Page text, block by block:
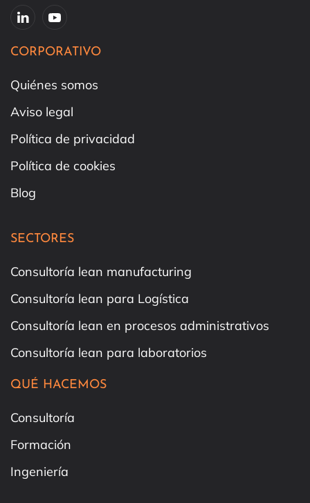
CORPORATIVO
Quiénes somos
Aviso legal
Política de privacidad
Política de cookies
Blog
SECTORES
Consultoría lean manufacturing
Consultoría lean para Logística
Consultoría lean en procesos administrativos
Consultoría lean para laboratorios
QUÉ HACEMOS
Consultoría
Formación
Ingeniería